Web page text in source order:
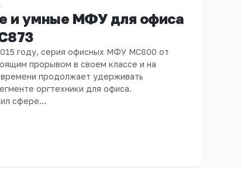
и умные МФУ для офиса
году, серия офисных МФУ MC800 от
прорывом в своем классе и на
продолжает удерживать
оргтехники для офиса.
сфере...